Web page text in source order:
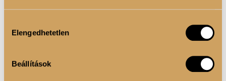
Információgyűjtés az Ön földrajzi elhelyezkedéséről
Az Ön készülékén beazonosítása annak konkrét
tulajdonságainak (ujjlenyomat) aktív ellenőrzésével
kiválasztása
Elengedhetetlen
Beállítások